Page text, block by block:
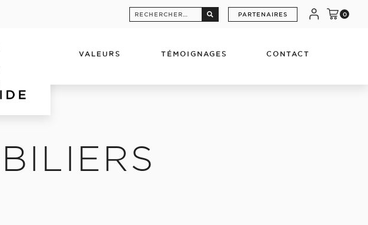
Rechercher : PARTENAIRES 0
VALEURS TÉMOIGNAGES CONTACT